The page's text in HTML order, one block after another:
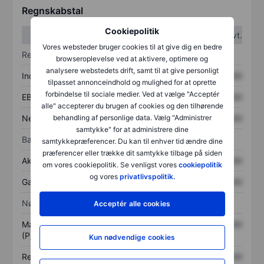
Cookiepolitik
Vores websteder bruger cookies til at give dig en bedre
browseroplevelse ved at aktivere, optimere og
analysere webstedets drift, samt til at give personligt
tilpasset annonceindhold og mulighed for at oprette
forbindelse til sociale medier. Ved at vælge "Acceptér
alle" accepterer du brugen af cookies og den tilhørende
behandling af personlige data. Vælg "Administrer
samtykke" for at administrere dine
samtykkepræferencer. Du kan til enhver tid ændre dine
præferencer eller trække dit samtykke tilbage på siden
om vores cookiepolitik. Se venligst vores cookiepolitik
og vores privatlivspolitik.
Acceptér alle cookies
Kun nødvendige cookies
Regnskabstal
1. kvt.
2. kvt.
Resultatopgørelse
Indtægter XXXXXXX XXXXXXX
EBITDA XXXXXXX XXXXXXX
Nettoresultat XXXXXXX XXXXXXX
Balance
Aktiver i alt XXXXXXX XXXXXXX
Gæld XXXXXXX
Nøgletal
Markedsværdi/omsætning
(P/S)
XXXXXXX XXXXXXX
Resultat pr. aktie (EPS) XXXXXXX XXXXXXX